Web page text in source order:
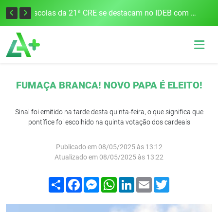
Cobrança do estacionamento rotativo começará em 10 dias em Frederico Westphalen Escolas da 21ª CRE se destacam no IDEB com altos índices e avanços
FUMAÇA BRANCA! NOVO PAPA É ELEITO!
Sinal foi emitido na tarde desta quinta-feira, o que significa que
pontífice foi escolhido na quinta votação dos cardeais
Publicado em 08/05/2025 às 13:12
Atualizado em 08/05/2025 às 13:22
Compartilhar
FacebookMessenger
WhatsApp
LinkedIn
Email